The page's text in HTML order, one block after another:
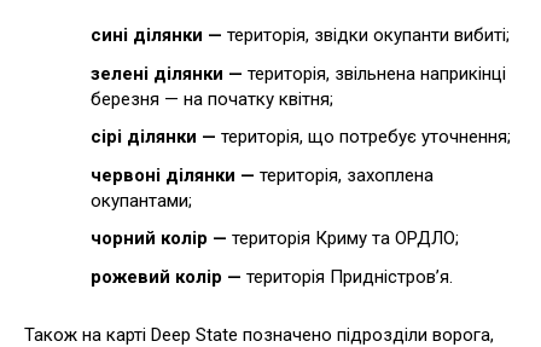
сині ділянки — територія, звідки окупанти вибиті;
зелені ділянки — територія, звільнена наприкінці
березня — на початку квітня;
сірі ділянки — територія, що потребує уточнення;
червоні ділянки — територія, захоплена
окупантами;
чорний колір — територія Криму та ОРДЛО;
рожевий колір — територія Придністров’я.
Також на карті Deep State позначено підрозділи ворога,